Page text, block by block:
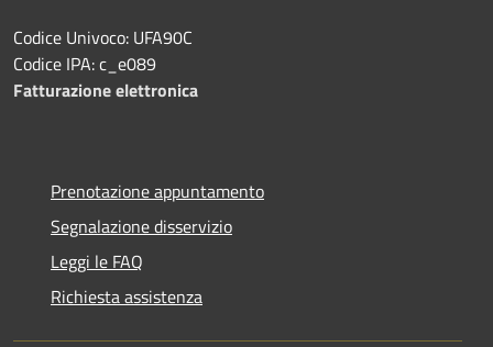
Codice Univoco: UFA90C
Codice IPA: c_e089
Fatturazione elettronica
Prenotazione appuntamento
Segnalazione disservizio
Leggi le FAQ
Richiesta assistenza